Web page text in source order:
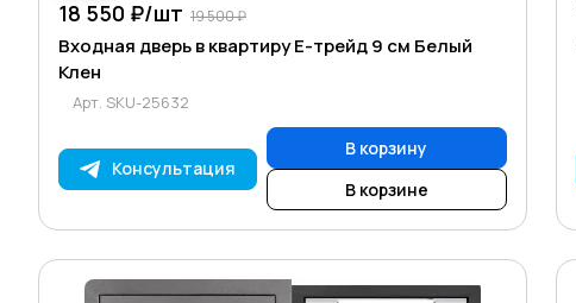
18 550 ₽/шт 19 500 ₽
Входная дверь в квартиру Е-трейд 9 см Белый
Клен
Арт. SKU-25632
Консультация
В корзину
В корзине